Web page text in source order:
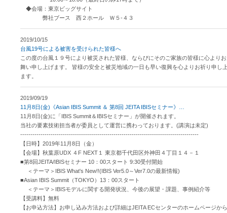
◆会場：東京ビッグサイト
弊社ブース 西２ホール Ｗ５-４３
2019/10/15
台風19号による被害を受けられた皆様へ
この度の台風１９号により被災された皆様、ならびにそのご家族の皆様に心より
舞い申し上げます。 皆様の安全と被災地域の一日も早い復興を心よりお祈り申し
ます。
2019/09/19
11月8日(金)《Asian IBIS Summit ＆ 第8回 JEITA IBISセミナー》
11月8日(金)に「IBIS Summit＆IBISセミナー」が開催されます。
当社の要素技術担当者が委員として運営に携わっております。(講演は未定)
----------------------------------------------------------------------------------------
【日時】2019年11月8日（金）
【会場】秋葉原UDX ４F NEXT１ 東京都千代田区外神田４丁目１４－１
■第8回JEITA/IBISセミナー 10：00スタート 9:30受付開始
＜テーマ＞IBIS What's New!!(IBIS Ver5.0～Ver7.0の最新情報)
■Asian IBIS Summit（TOKYO）13：00スタート
＜テーマ＞IBISモデルに関する開発状況、今後の展望・課題、事例紹介等
【受講料】無料
【お申込方法】お申し込み方法および詳細はJEITA ECセンターのホームページか